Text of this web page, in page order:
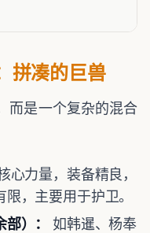
拼凑的巨兽
而是一个复杂的混合
心力量，装备精良，
，主要用于护卫。
）：
如韩暹、杨奉